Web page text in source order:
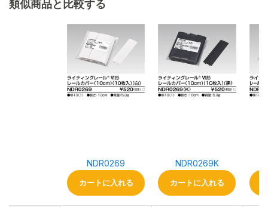
類似商品と比較する
NDR0269
カートに入れる
NDR0269K
カートに入れる